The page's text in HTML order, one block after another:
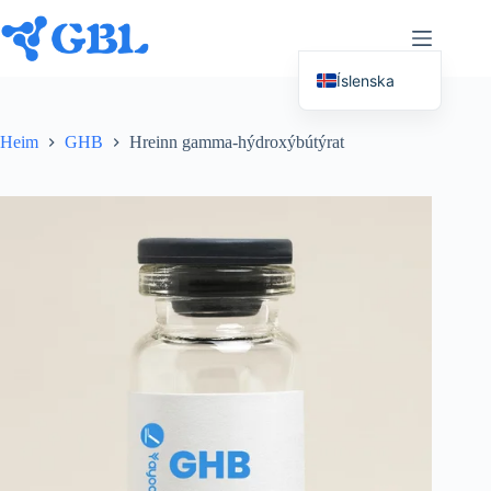
beint
efnið
Heim GHB Hreinn gamma-hýdroxýbútýrat
Íslenska
Deutsch